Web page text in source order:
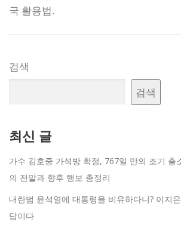
국 활용법.
검색
검색
최신 글
가수 김호중 가석방 확정, 767일 만의 조기 출
의 전말과 향후 행보 총정리
내란범 윤석열에 대통령을 비유하다니? 이지
답이다